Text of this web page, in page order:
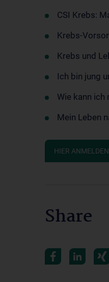
CSI Krebs:
Krebs-
Krebs und
Ich bin jung
Wie kann ich
Mein Leben
HIER
Share